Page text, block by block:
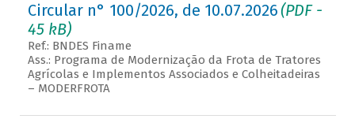
Circular n° 100/2026, de 10.07.2026(PDF -
45 kB)
Ref.: BNDES Finame
Ass.: Programa de Modernização da Frota de Tratores
Agrícolas e Implementos Associados e Colheitadeiras
– MODERFROTA